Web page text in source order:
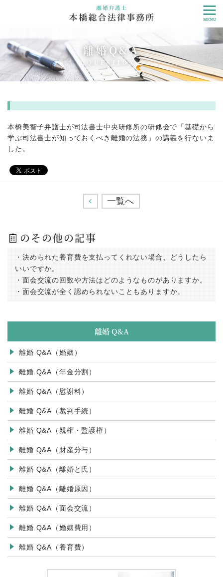
離婚Q&A
QUESTION
本橋美智子弁護士が司法書士中央研修所の研修会で「基礎から
学ぶ司法書士が知っておくべき離婚の法務」の講義を行ないま
した。
<一覧へ
のその他の記事
・決められた養育費を支払ってくれない場合、どうしたら
いいですか。
・面会交流の回数や方法はどのようなものがありますか。
・面会交流が全く認められないこともありますか。
離婚 Q&A
離婚 Q&A（婚姻）
離婚 Q&A（年金分割）
離婚 Q&A（慰謝料）
離婚 Q&A（裁判手続）
離婚 Q&A（親権・監護権）
離婚 Q&A（財産分与）
離婚 Q&A（離婚と氏）
離婚 Q&A（離婚原因）
離婚 Q&A（面会交流）
離婚 Q&A（婚姻費用）
離婚 Q&A（養育費）